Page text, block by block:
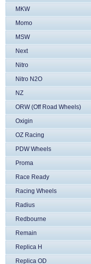
MKW
Momo
MSW
Next
Nitro
Nitro N2O
NZ
ORW (Off Road Wheels)
Oxigin
OZ Racing
PDW Wheels
Proma
Race Ready
Racing Wheels
Radius
Redbourne
Remain
Replica H
Replica OD